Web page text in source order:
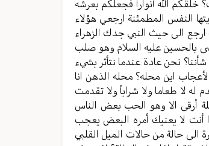
الله أنواراً فجعلكم بعرشه
النفس المطمئنة ارجعي هؤلاء
ارجع الى حيث النبي جدك الزهراء
بالحسين عليه السلام وهو صلب
نحن عادة عندما نتأثر بشيء
اين محله؟ محله الذهن انا
لا طعاما ولا شراباً ولا تقدمت
أرقى الا وهو الحب بعض الناس
أنت لا يعنيك أمره البعض يعجب
الى حالة من حالات الميل القلبي